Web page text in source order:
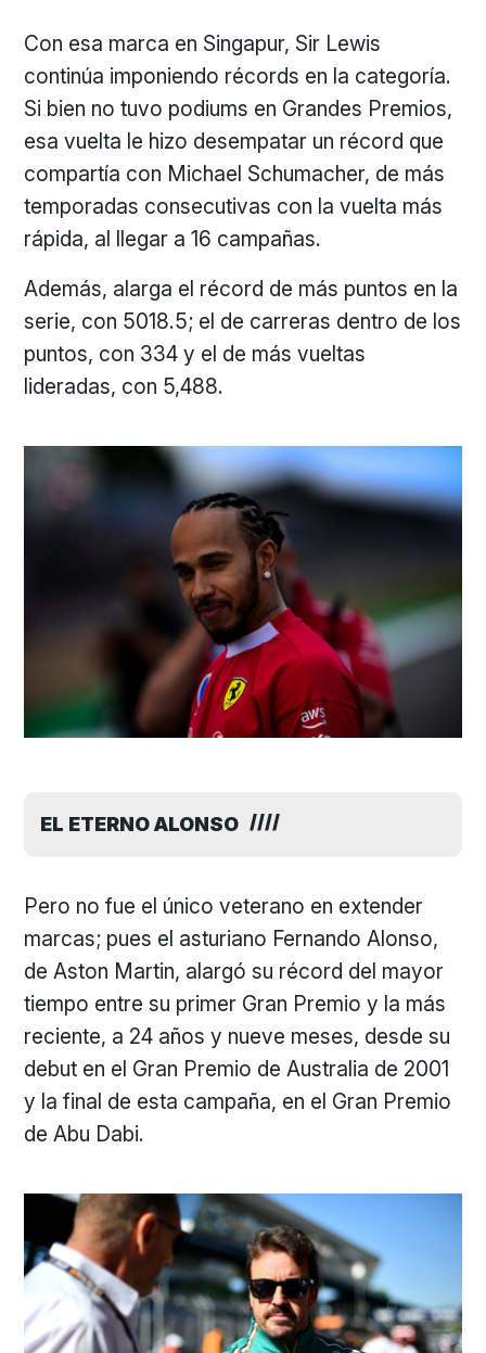
Con esa marca en Singapur, Sir Lewis
continúa imponiendo récords en la categoría.
Si bien no tuvo podiums en Grandes Premios,
esa vuelta le hizo desempatar un récord que
compartía con Michael Schumacher, de más
temporadas consecutivas con la vuelta más
rápida, al llegar a 16 campañas.
Además, alarga el récord de más puntos en la
serie, con 5018.5; el de carreras dentro de los
puntos, con 334 y el de más vueltas
lideradas, con 5,488.
EL ETERNO ALONSO
Pero no fue el único veterano en extender
marcas; pues el asturiano Fernando Alonso,
de Aston Martin, alargó su récord del mayor
tiempo entre su primer Gran Premio y la más
reciente, a 24 años y nueve meses, desde su
debut en el Gran Premio de Australia de 2001
y la final de esta campaña, en el Gran Premio
de Abu Dabi.